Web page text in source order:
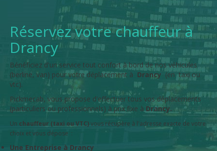
Réservez votre chauffeur à
Drancy
Bénéficiez d'un service tout confort à bord de nos véhicules
(berline, van) pour votre déplacement à Drancy (en taxi ou
vtc).
Pickmecab, vous propose d'effectuer tous vos déplacements
(particuliers ou professionnels) à prix fixe à Drancy.
Un chauffeur (taxi ou VTC)vous récupère à l'adresse exacte de votre
choix et vous dépose :
Une Entreprise à Drancy